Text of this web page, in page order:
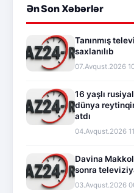
Ən Son Xəbərlər
Tanınmış
saxlanılıb
07.Avqust.2026
16 yaşlı
dünya
atdı
04.Avqust.2026
Davina
sonra
03.Avqust.2026